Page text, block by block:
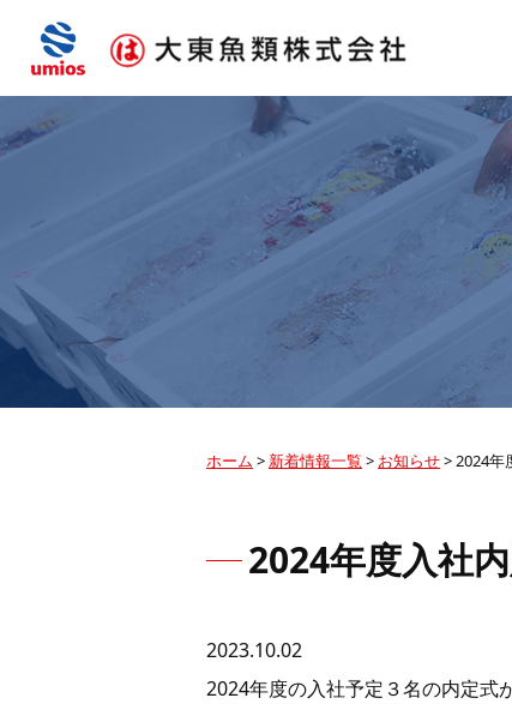
ホーム > 新着情報一覧 > お知らせ>2024年
2024年度入社
2023.10.02
2024年度の入社予定３名の内定式